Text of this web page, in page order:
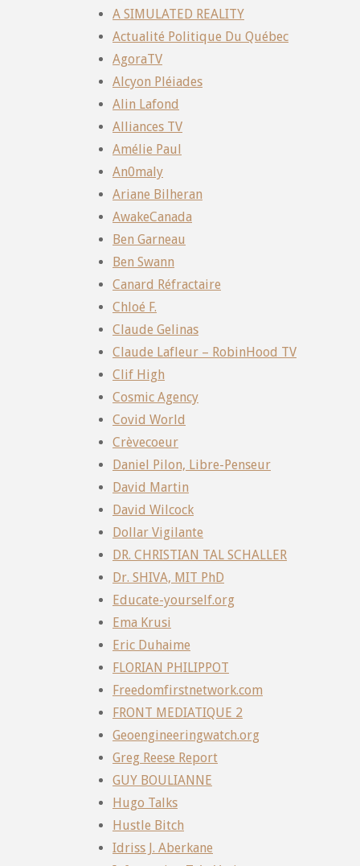
A SIMULATED REALITY
Actualité Politique Du Québec
AgoraTV
Alcyon Pléiades
Alin Lafond
Alliances TV
Amélie Paul
An0maly
Ariane Bilheran
AwakeCanada
Ben Garneau
Ben Swann
Canard Réfractaire
Chloé F.
Claude Gelinas
Claude Lafleur – RobinHood TV
Clif High
Cosmic Agency
Covid World
Crèvecoeur
Daniel Pilon, Libre-Penseur
David Martin
David Wilcock
Dollar Vigilante
DR. CHRISTIAN TAL SCHALLER
Dr. SHIVA, MIT PhD
Educate-yourself.org
Ema Krusi
Eric Duhaime
FLORIAN PHILIPPOT
Freedomfirstnetwork.com
FRONT MEDIATIQUE 2
Geoengineeringwatch.org
Greg Reese Report
GUY BOULIANNE
Hugo Talks
Hustle Bitch
Idriss J. Aberkane